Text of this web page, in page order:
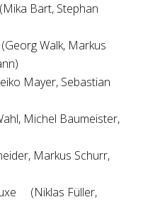
Bart, Stephan
Walk, Markus
Mayer, Sebastian
Michel Baumeister,
Markus Schurr,
(Niklas Füller,